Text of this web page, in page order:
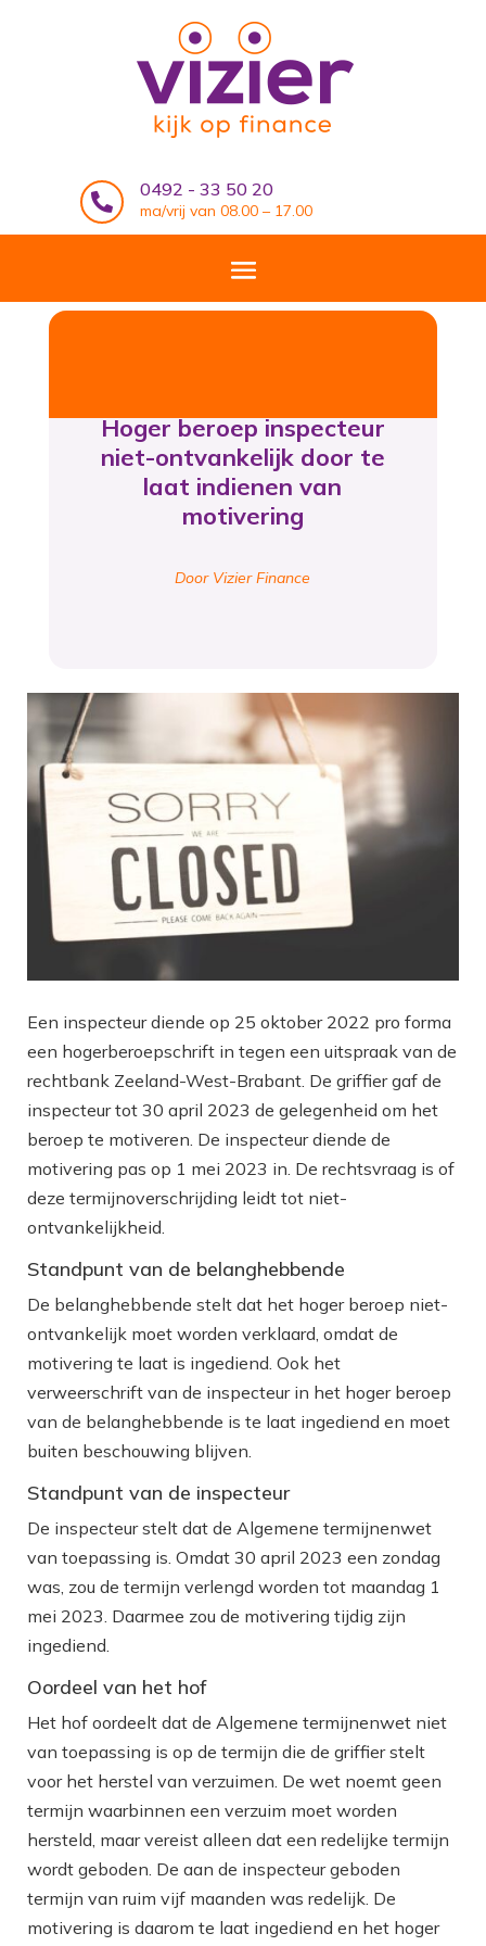

0492 - 33 50 20
ma/vrij van 08.00 – 17.00
Hoger beroep inspecteur
niet-ontvankelijk door te
laat indienen van
motivering
Door Vizier Finance
Een inspecteur diende op 25 oktober 2022 pro forma
een hogerberoepschrift in tegen een uitspraak van de
rechtbank Zeeland-West-Brabant. De griffier gaf de
inspecteur tot 30 april 2023 de gelegenheid om het
beroep te motiveren. De inspecteur diende de
motivering pas op 1 mei 2023 in. De rechtsvraag is of
deze termijnoverschrijding leidt tot niet-
ontvankelijkheid.
Standpunt van de belanghebbende
De belanghebbende stelt dat het hoger beroep niet-
ontvankelijk moet worden verklaard, omdat de
motivering te laat is ingediend. Ook het
verweerschrift van de inspecteur in het hoger beroep
van de belanghebbende is te laat ingediend en moet
buiten beschouwing blijven.
Standpunt van de inspecteur
De inspecteur stelt dat de Algemene termijnenwet
van toepassing is. Omdat 30 april 2023 een zondag
was, zou de termijn verlengd worden tot maandag 1
mei 2023. Daarmee zou de motivering tijdig zijn
ingediend.
Oordeel van het hof
Het hof oordeelt dat de Algemene termijnenwet niet
van toepassing is op de termijn die de griffier stelt
voor het herstel van verzuimen. De wet noemt geen
termijn waarbinnen een verzuim moet worden
hersteld, maar vereist alleen dat een redelijke termijn
wordt geboden. De aan de inspecteur geboden
termijn van ruim vijf maanden was redelijk. De
motivering is daarom te laat ingediend en het hoger